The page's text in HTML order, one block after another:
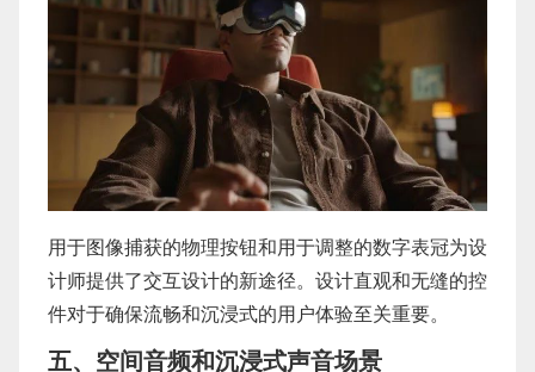
用于图像捕获的物理按钮和用于调整的数字表冠为设
计师提供了交互设计的新途径。设计直观和无缝的控
件对于确保流畅和沉浸式的用户体验至关重要。
五、空间音频和沉浸式声音场景